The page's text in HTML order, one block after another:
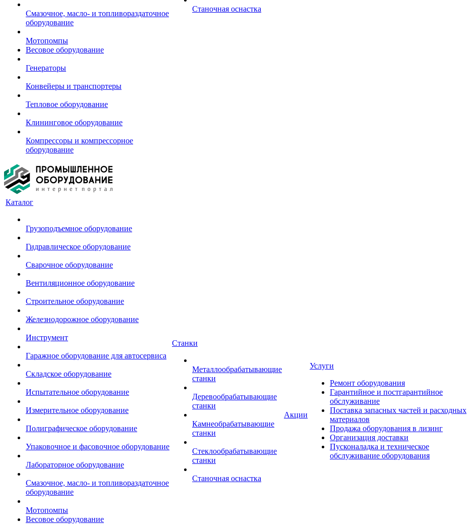
Смазочное, масло- и топливораздаточное
оборудование
Мотопомпы
Весовое оборудование
Генераторы
Конвейеры и транспортеры
Тепловое оборудование
Клининговое оборудование
Компрессоры и компрессорное
оборудование
Станочная оснастка
Каталог
Грузоподъемное оборудование
Гидравлическое оборудование
Сварочное оборудование
Вентиляционное оборудование
Строительное оборудование
Железнодорожное оборудование
Инструмент
Гаражное оборудование для автосервиса
Складское оборудование
Испытательное оборудование
Измерительное оборудование
Полиграфическое оборудование
Упаковочное и фасовочное оборудование
Лабораторное оборудование
Смазочное, масло- и топливораздаточное
оборудование
Мотопомпы
Весовое оборудование
Станки
Металлообрабатывающие
станки
Деревообрабатывающие
станки
Камнеобрабатывающие
станки
Стеклообрабатывающие
станки
Станочная оснастка
Акции
Услуги
Ремонт оборудования
Гарантийное и постгарантийное
обслуживание
Поставка запасных частей и расходных
материалов
Продажа оборудования в лизинг
Организация доставки
Пусконаладка и техническое
обслуживание оборудования